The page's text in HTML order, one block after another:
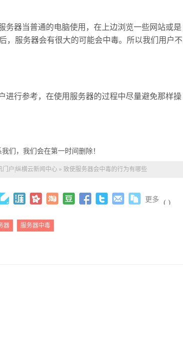
务器当普通的电脑使用，在上边浏览一些网站或是
，服务器会有很大的可能会中毒。所以我们用户不
进行参考，在使用服务器的过程中尽量避免那样操
们，我们会在第一时间删除！
门户|纵横云新闻中心 » 致使服务器会中毒的行为有哪些
更多 ( )
器 服务器中毒